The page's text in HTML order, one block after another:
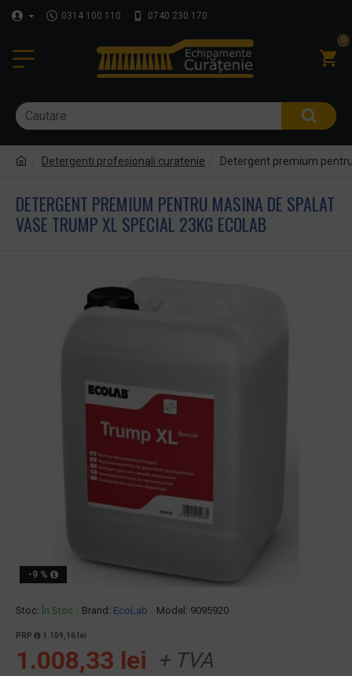
0314 100 110 0740 230 170
0
Detergenti profesionali curatenie Detergent premium
DETERGENT PREMIUM PENTRU MASINA DE SPALAT
VASE TRUMP XL SPECIAL 23KG ECOLAB
-9 %
Stoc: În Stoc Brand: EcoLab Model: 9095920
PRP 1.109,16 lei
1.008,33 lei + TVA